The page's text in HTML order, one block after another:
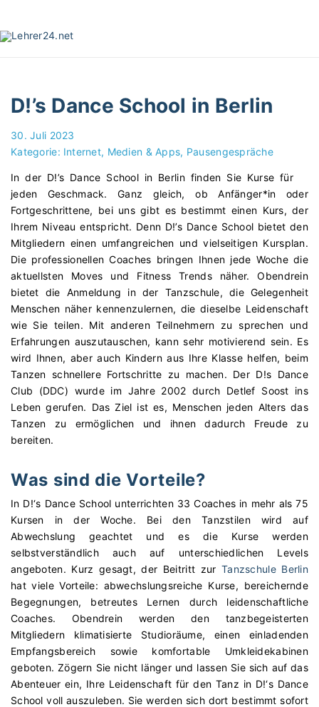
i
D!’s Dance School in Berlin
30. Juli 2023
Kategorie: Internet, Medien & Apps Pausengespräche
In der D!’s Dance School in Berlin finden Sie Kurse für
jeden Geschmack. Ganz gleich, ob Anfänger*in oder
Fortgeschrittene, bei uns gibt es bestimmt einen Kurs, der
Ihrem Niveau entspricht. Denn D!’s Dance School bietet den
Mitgliedern einen umfangreichen und vielseitigen Kursplan.
Die professionellen Coaches bringen Ihnen jede Woche die
aktuellsten Moves und Fitness Trends näher. Obendrein
bietet die Anmeldung in der Tanzschule, die Gelegenheit
Menschen näher kennenzulernen, die dieselbe Leidenschaft
wie Sie teilen. Mit anderen Teilnehmern zu sprechen und
Erfahrungen auszutauschen, kann sehr motivierend sein. Es
wird Ihnen, aber auch Kindern aus Ihre Klasse helfen, beim
Tanzen schnellere Fortschritte zu machen. Der D!s Dance
Club (DDC) wurde im Jahre 2002 durch Detlef Soost ins
Leben gerufen. Das Ziel ist es, Menschen jeden Alters das
Tanzen zu ermöglichen und ihnen dadurch Freude zu
bereiten.
Was sind die Vorteile?
In D!‘s Dance School unterrichten 33 Coaches in mehr als 75
Kursen in der Woche. Bei den Tanzstilen wird auf
Abwechslung geachtet und es die Kurse werden
selbstverständlich auch auf unterschiedlichen Levels
angeboten. Kurz gesagt, der Beitritt zur Tanzschule Berlin
hat viele Vorteile: abwechslungsreiche Kurse, bereichernde
Begegnungen, betreutes Lernen durch leidenschaftliche
Coaches. Obendrein werden den tanzbegeisterten
Mitgliedern klimatisierte Studioräume, einen einladenden
Empfangsbereich sowie komfortable Umkleidekabinen
geboten. Zögern Sie nicht länger und lassen Sie sich auf das
Abenteuer ein, Ihre Leidenschaft für den Tanz in D!‘s Dance
School voll auszuleben. Sie werden sich dort bestimmt sofort